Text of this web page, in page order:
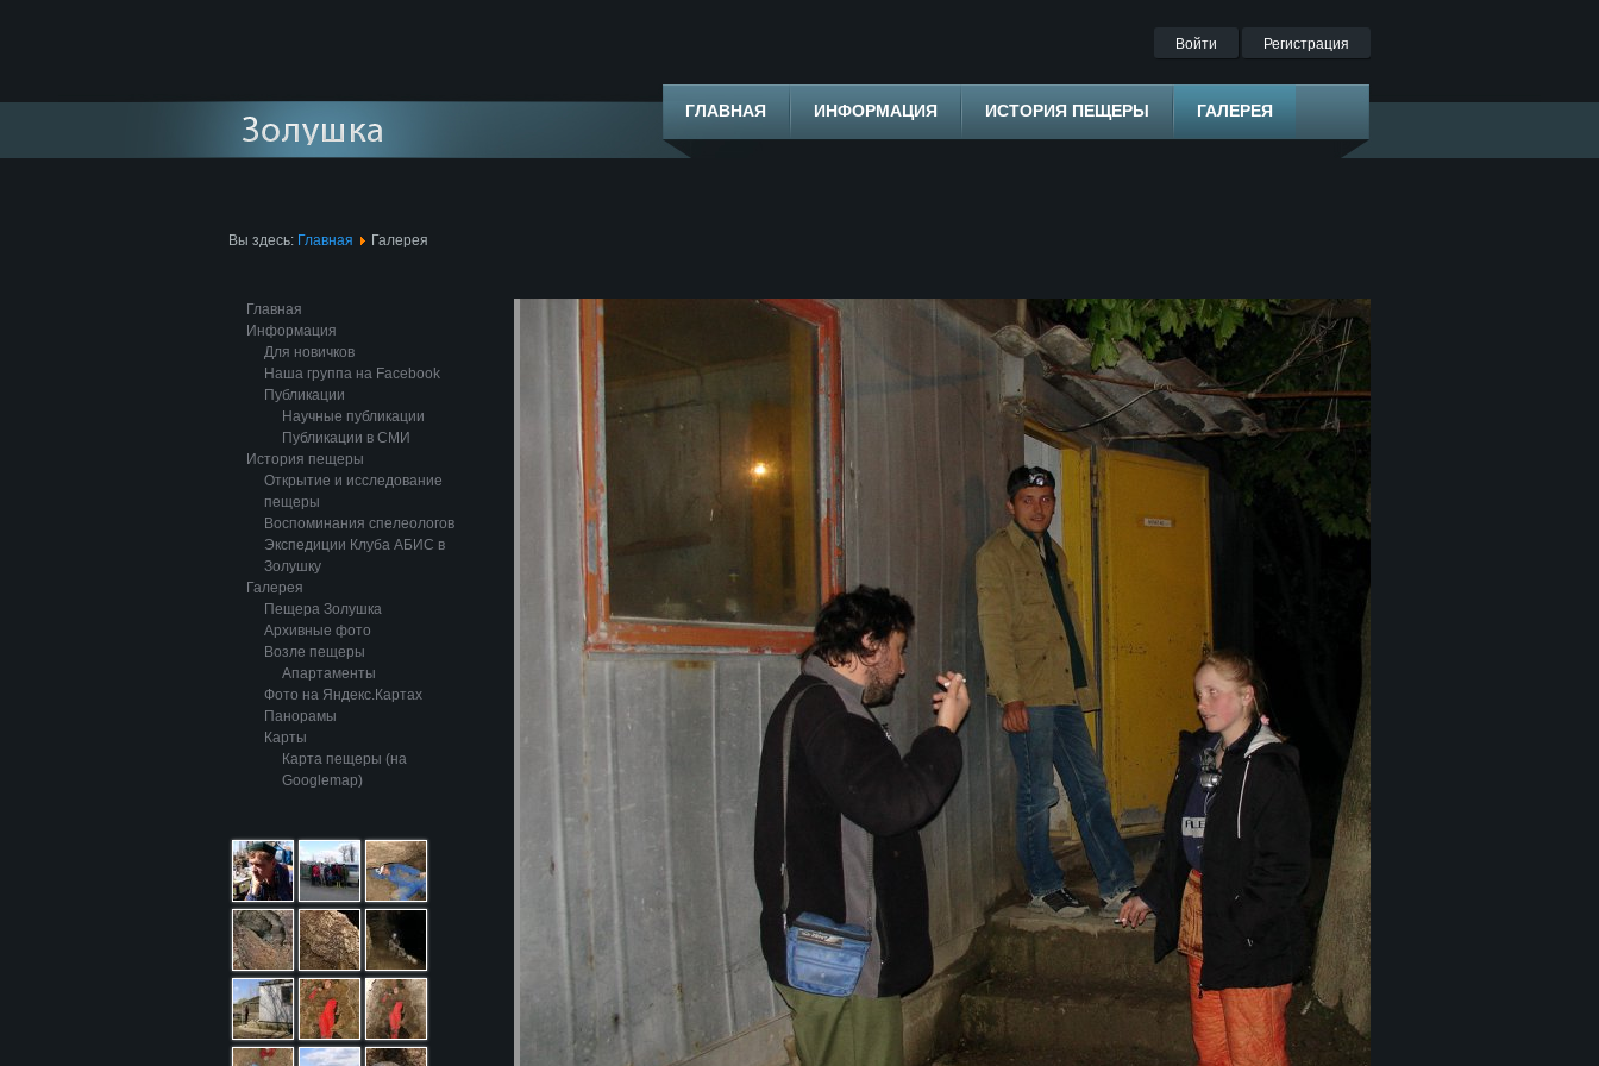
Войти Регистрация
ГЛАВНАЯ ИНФОРМАЦИЯ ИСТОРИЯ ПЕЩЕРЫ ГАЛЕРЕЯ
Вы здесь: Главная Галерея
Главная
Информация
Для новичков
Наша группа на Facebook
Публикации
Научные публикации
Публикации в СМИ
История пещеры
Открытие и исследование
пещеры
Воспоминания спелеологов
Экспедиции Клуба АБИС в
Золушку
Галерея
Пещера Золушка
Архивные фото
Возле пещеры
Апартаменты
Фото на Яндекс.Картах
Панорамы
Карты
Карта пещеры (на
Googlemap)